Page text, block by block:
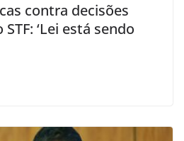
contra decisões
‘Lei está sendo